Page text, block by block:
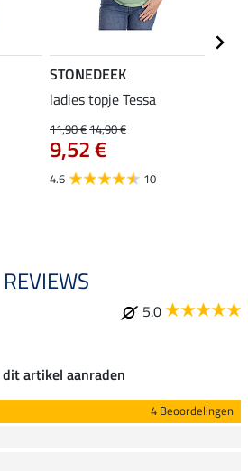
STONEDEEK
ladies topje Tessa
11,90 €14,90 €
9,52 €
4.6 10
REVIEWS
5.0
artikel aanraden
4 Beoordelingen